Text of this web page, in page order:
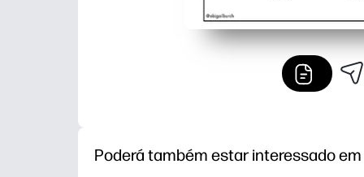
Poderá também estar interessado em